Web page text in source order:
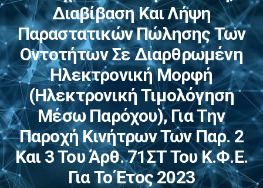
Διαβίβαση Και Λήψη
Παραστατικών Πώλησης Των
Οντοτήτων Σε Διαρθρωμένη
Ηλεκτρονική Μορφή
(ηλεκτρονική Τιμολόγηση
Μέσω Παρόχου), Για Την
Παροχή Κινήτρων Των Παρ. 2
Και 3 Του Άρθ. 71ΣΤ Του Κ.Φ.Ε.
Για Το Έτος 2023